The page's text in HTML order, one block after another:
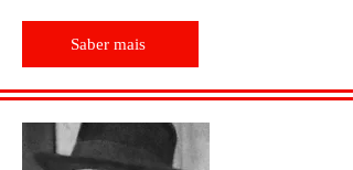
Saber mais